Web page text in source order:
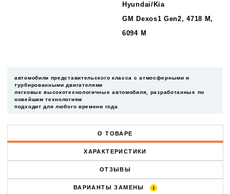
Hyundai/Kia
GM Dexos1 Gen2, 4718 M,
6094 M
автомобили представительского класса с атмосферными и
турбированными двигателями
легковые высокотехнологичные автомобиля, разработанные по
новейшим технологиям
подходит для любого времени года
О ТОВАРЕ
ХАРАКТЕРИСТИКИ
ОТЗЫВЫ
ВАРИАНТЫ ЗАМЕНЫ 1